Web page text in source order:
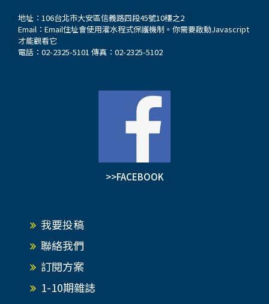
地址：106台北市大安區信義路四段45號10樓之2
Email： Email住址會使用灌水程式保護機制。你需要啟動Javascript
才能觀看它
電話：02-2325-5101 傳真：02-2325-5102
>>FACEBOOK
我要投稿
聯絡我們
訂閱方案
1-10期雜誌